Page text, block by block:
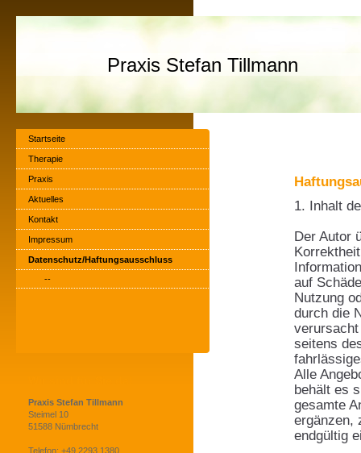
Praxis Stefan Tillmann
1. Inhalt
Der Autor
auf
Nutzung
durch die
seitens
Alle
behält es
gesamte
ergänzen,
endgültig
Startseite
Therapie
Praxis
Aktuelles
Kontakt
Impressum
Datenschutz/Haftungsausschluss
--
Praxis Stefan Tillmann
Steimel 10
51588 Nümbrecht
Telefon: +49 2293 1380